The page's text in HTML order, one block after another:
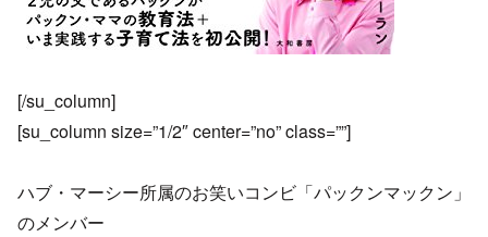
[/su_column]
[su_column size=”1/2″ center=”no” class=””]
ハブ・マーシー所属のお笑いコンビ「パックンマックン」
のメンバー